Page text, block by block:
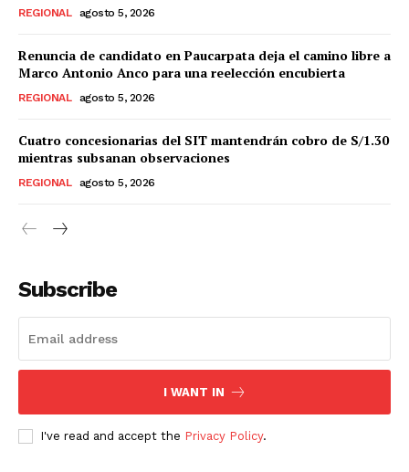
REGIONAL agosto 5, 2026
Renuncia de candidato en Paucarpata deja el camino libre a
Marco Antonio Anco para una reelección encubierta
REGIONAL agosto 5, 2026
Cuatro concesionarias del SIT mantendrán cobro de S/1.30
mientras subsanan observaciones
REGIONAL agosto 5, 2026
Subscribe
I WANT IN
I've read and accept the Privacy Policy.